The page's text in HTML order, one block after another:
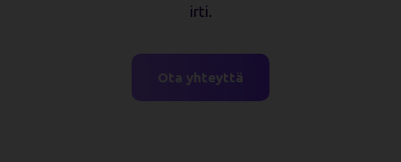
irti.
Ota yhteyttä